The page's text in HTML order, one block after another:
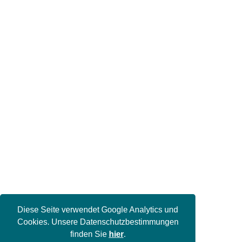
Diese Seite verwendet Google Analytics und
Cookies. Unsere Datenschutzbestimmungen
finden Sie hier.